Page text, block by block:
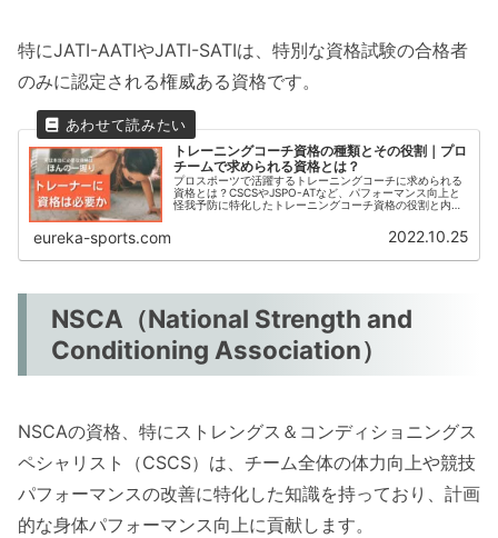
特にJATI-AATIやJATI-SATIは、特別な資格試験の合格者
のみに認定される権威ある資格です。
トレーニングコーチ資格の種類とその役割｜プロ
チームで求められる資格とは？
プロスポーツで活躍するトレーニングコーチに求められる
資格とは？CSCSやJSPO-ATなど、パフォーマンス向上と
怪我予防に特化したトレーニングコーチ資格の役割と内容
た、プロチームに欠かせないコーチ資格を詳しく紹介しま
eureka-sports.com 2022.10.25
NSCA（National Strength and
Conditioning Association）
NSCAの資格、特にストレングス＆コンディショニングス
ペシャリスト（CSCS）は、チーム全体の体力向上や競技
パフォーマンスの改善に特化した知識を持っており、計画
的な身体パフォーマンス向上に貢献します。